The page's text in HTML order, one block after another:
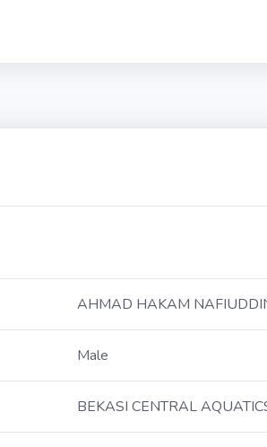
AHMAD HAKAM
Male
BEKASI CENTRAL